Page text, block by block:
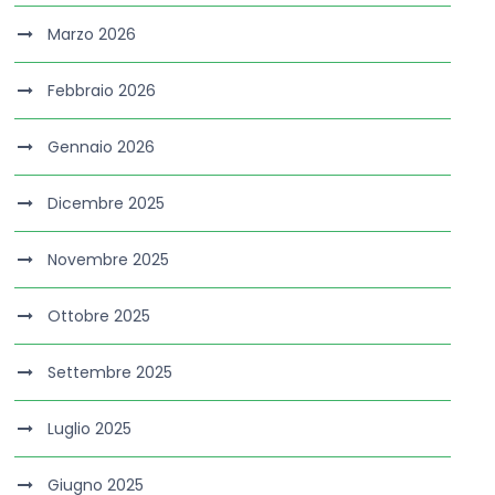
Marzo 2026
Febbraio 2026
Gennaio 2026
Dicembre 2025
Novembre 2025
Ottobre 2025
Settembre 2025
Luglio 2025
Giugno 2025